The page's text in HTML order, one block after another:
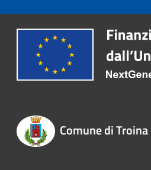
Comune di Troina